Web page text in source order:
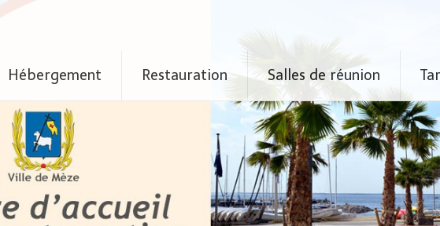
Hébergement Restauration Salles de réunion